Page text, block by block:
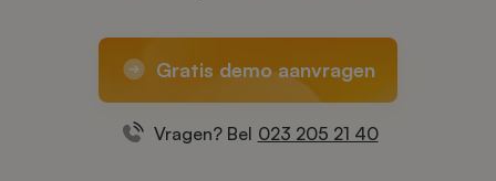
Gratis demo aanvragen
Vragen? Bel 023 205 21 40